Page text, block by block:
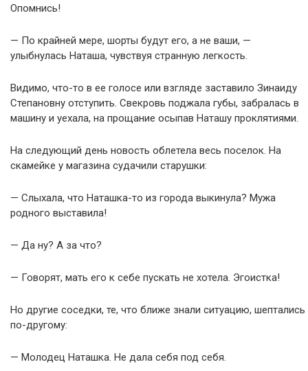
Опомнись!
— По крайней мере, шорты будут его, а не ваши, —
улыбнулась Наташа, чувствуя странную легкость.
Видимо, что-то в ее голосе или взгляде заставило Зинаиду
Степановну отступить. Свекровь поджала губы, забралась в
машину и уехала, на прощание осыпав Наташу проклятиями.
На следующий день новость облетела весь поселок. На
скамейке у магазина судачили старушки:
— Слыхала, что Наташка-то из города выкинула? Мужа
родного выставила!
— Да ну? А за что?
— Говорят, мать его к себе пускать не хотела. Эгоистка!
Но другие соседки, те, что ближе знали ситуацию, шептались
по-другому:
— Молодец Наташка. Не дала себя под себя.